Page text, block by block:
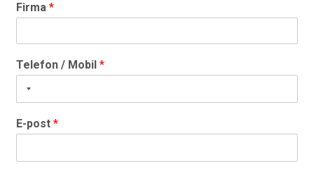
Firma*
Telefon / Mobil*
E-post*